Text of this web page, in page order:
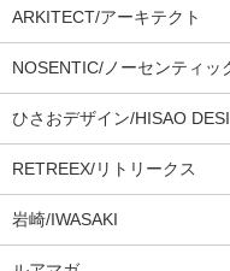
ARKITECT/アーキテクト
NOSENTIC/ノーセンティッ
ひさおデザイン/HISAO
RETREEX/リトリークス
岩崎/IWASAKI